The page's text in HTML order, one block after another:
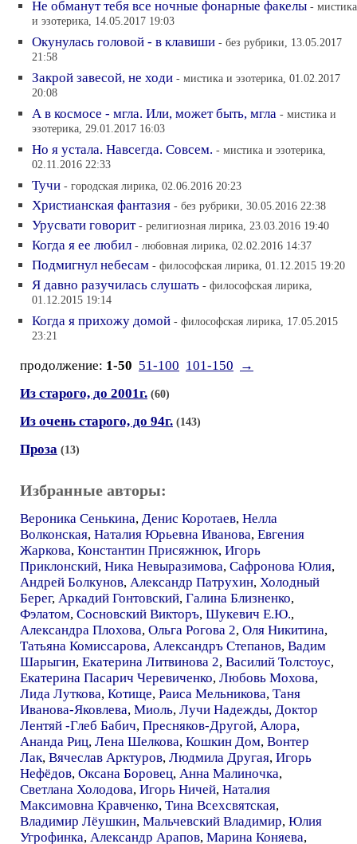
Не обманут тебя все ночные фонарные факелы - мистика
и эзотерика, 14.05.2017 19:03
Окунулась головой - в клавиши - без рубрики, 13.05.2017
21:58
Закрой завесой, не ходи - мистика и эзотерика, 01.02.2017
20:08
А в космосе - мгла. Или, может быть, мгла - мистика и
эзотерика, 29.01.2017 16:03
Но я устала. Навсегда. Совсем. - мистика и эзотерика,
02.11.2016 22:33
Тучи - городская лирика, 02.06.2016 20:23
Христианская фантазия - без рубрики, 30.05.2016 22:38
Урусвати говорит - религиозная лирика, 23.03.2016 19:40
Когда я ее любил - любовная лирика, 02.02.2016 14:37
Подмигнул небесам - философская лирика, 01.12.2015 19:20
Я давно разучилась слушать - философская лирика,
01.12.2015 19:14
Когда я прихожу домой - философская лирика, 17.05.2015
23:21
продолжение: 1-50 51-100 101-150
→
Из старого, до 2001г. (60)
Из очень старого, до 94г. (143)
Проза (13)
Избранные авторы:
Вероника Сенькина, Денис Коротаев, Нелла
Волконская, Наталия Юрьевна Иванова, Евгения
Жаркова, Константин Присяжнюк, Игорь
Приклонский, Ника Невыразимова, Сафронова Юлия,
Андрей Болкунов, Александр Патрухин, Холодный
Берег, Аркадий Гонтовский, Галина Близненко,
Фэлатом, Сосновский Викторъ, Шукевич Е.Ю.,
Александра Плохова, Ольга Рогова 2, Оля Никитина,
Татьяна Комиссарова, Александръ Степанов, Вадим
Шарыгин, Екатерина Литвинова 2, Василий Толстоус,
Екатерина Пасарич Черевиченко, Любовь Мохова,
Лида Луткова, Котище, Раиса Мельникова, Таня
Иванова-Яковлева, Миоль, Лучи Надежды, Доктор
Лентяй -Глеб Бабич, Пресняков-Другой, Алора,
Ананда Риц, Лена Шелкова, Кошкин Дом, Вонтер
Лак, Вячеслав Арктуров, Людмила Другая, Игорь
Нефёдов, Оксана Боровец, Анна Малиночка,
Светлана Холодова, Игорь Ничей, Наталия
Максимовна Кравченко, Тина Всехсвятская,
Владимир Лёушкин, Мальчевский Владимир, Юлия
Угрофинка, Александр Арапов, Марина Коняева,